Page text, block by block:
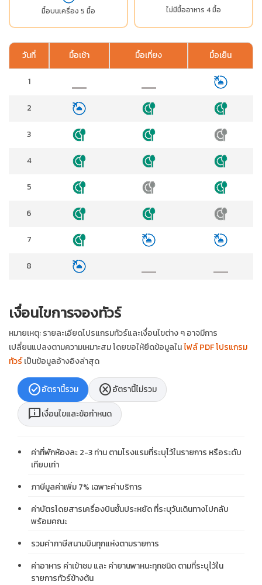
มื้อบนเครื่อง 5 มื้อ ไม่มีมื้ออาหาร 4 มื้อ
วันที่ มื้อเช้า มื้อเที่ยง มื้อเย็น
1
2
3
4
5
6
7
8
เงื่อนไขการจองทัวร์
หมายเหตุ: รายละเอียดโปรแกรมทัวร์และเงื่อนไขต่าง ๆ อาจมีการ
เปลี่ยนแปลงตามความเหมาะสม โดยขอให้ยึดข้อมูลในไฟล์ PDF โปรแกรม
ทัวร์เป็นข้อมูลอ้างอิงล่าสุด
check_circleอัตรานี้รวม cancelอัตรานี้ไม่รวม
chat_infoเงื่อนไขและข้อกำหนด
ค่าที่พักห้องละ 2-3 ท่าน ตามโรงแรมที่ระบุไว้ในรายการ หรือระดับ
เทียบเท่า
ภาษีมูลค่าเพิ่ม 7% เฉพาะค่าบริการ
ค่าบัตรโดยสารเครื่องบินชั้นประหยัด ที่ระบุวันเดินทางไปกลับ
พร้อมคณะ
รวมค่าภาษีสนามบินทุกแห่งตามรายการ
ค่าอาหาร ค่าเข้าชม และ ค่ายานพาหนะทุกชนิด ตามที่ระบุไว้ใน
รายการทัวร์ข้างต้น